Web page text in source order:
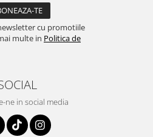
cu promotiile
multe in Politica de
ne in social media